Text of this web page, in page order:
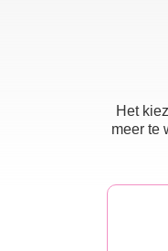
Het
meer te